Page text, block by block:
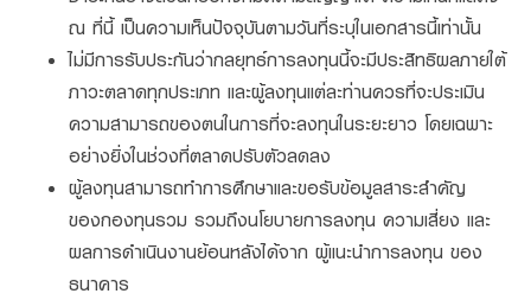
ณ ที่นี้ เป็นความเห็นปัจจุบันตามวันที่ระบุในเอกสารนี้เท่านั้น
ไม่มีการรับประกันว่ากลยุทธ์การลงทุนนี้จะมีประสิทธิผลภายใต้
ภาวะตลาดทุกประเภท และผู้ลงทุนแต่ละท่านควรที่จะประเมิน
ความสามารถของตนในการที่จะลงทุนในระยะยาว โดยเฉพาะ
อย่างยิ่งในช่วงที่ตลาดปรับตัวลดลง
ผู้ลงทุนสามารถทำการศึกษาและขอรับข้อมูลสาระสำคัญ
ของกองทุนรวม รวมถึงนโยบายการลงทุน ความเสี่ยง และ
ผลการดำเนินงานย้อนหลังได้จาก ผู้แนะนำการลงทุน ของ
ธนาคาร